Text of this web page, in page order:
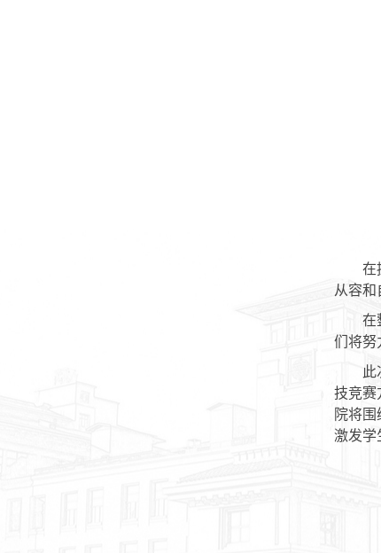
在
从容和
在
们将努
此
技竞赛
院将围
激发学